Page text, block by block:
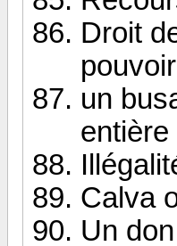
Droit
pouvoir
un
Calva
Un